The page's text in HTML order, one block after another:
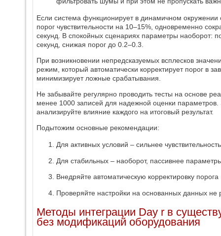
Если система функционирует в динамичном окружении
порог чувствительности на 10–15%, одновременно
секунд. В спокойных сценариях параметры наоборот:
секунд, снижая порог до 0.2–0.3.
При возникновении непредсказуемых всплесков
режим, который автоматически корректирует порог в
минимизирует ложные срабатывания.
Не забывайте регулярно проводить тесты на основе
менее 1000 записей для надежной оценки
анализируйте влияние каждого на итоговый результат.
Подытожим основные рекомендации:
Для активных условий – сильнее
Для стабильных – наоборот, пассивнее
Внедряйте автоматическую корректировку
Проверяйте настройки на основанных данных не
Методы интеграции Day r в
без модификаций оборудования